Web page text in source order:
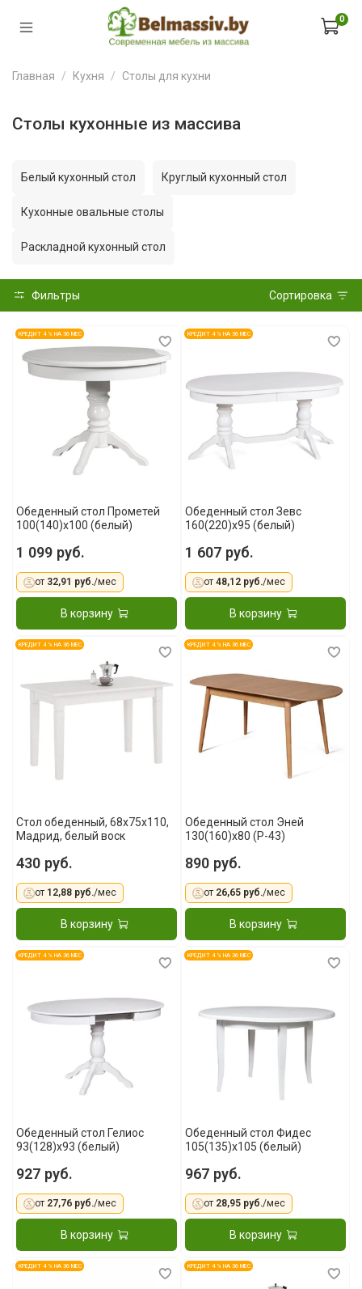
0
Главная Кухня Столы для кухни
Столы кухонные из массива
Белый кухонный стол Круглый кухонный стол
Кухонные овальные столы
Раскладной кухонный стол
Фильтры Сортировка
КРЕДИТ 4 % НА 36 МЕС
Обеденный стол Прометей
100(140)x100 (белый)
1 099 руб.
от 32,91 руб./мес
В корзину
КРЕДИТ 4 % НА 36 МЕС
Обеденный стол Зевс
160(220)х95 (белый)
1 607 руб.
от48,12 руб./мес
В корзину
КРЕДИТ 4 % НА 36 МЕС
Стол обеденный, 68x75x110,
Мадрид, белый воск
430 руб.
от 12,88 руб./мес
В корзину
КРЕДИТ 4 % НА 36 МЕС
Обеденный стол Эней
130(160)x80 (Р-43)
890 руб.
от 26,65 руб./мес
В корзину
КРЕДИТ 4 % НА 36 МЕС
Обеденный стол Гелиос
93(128)x93 (белый)
927 руб.
от 27,76 руб./мес
В корзину
КРЕДИТ 4 % НА 36 МЕС
Обеденный стол Фидес
105(135)x105 (белый)
967 руб.
от 28,95 руб./мес
В корзину
КРЕДИТ 4 % НА 36 МЕС КРЕДИТ 4 % НА 36 МЕС